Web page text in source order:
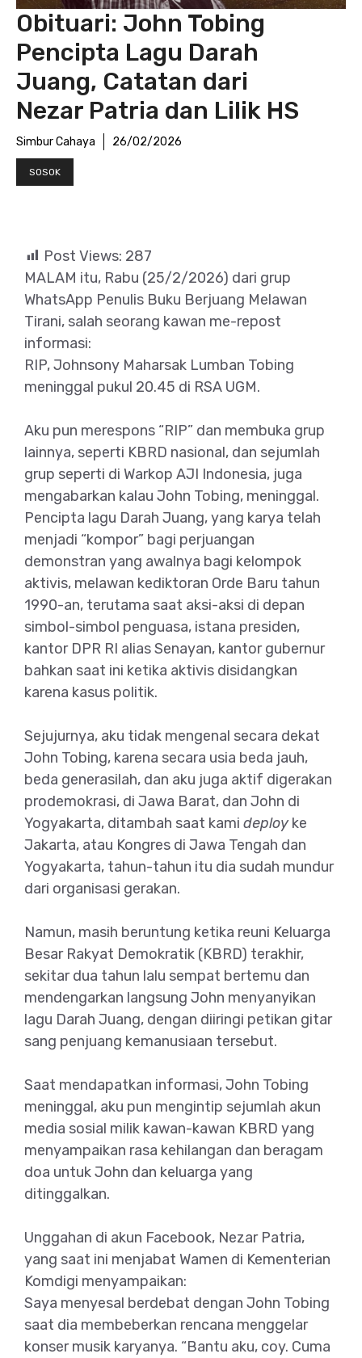
Obituari: John Tobing
Pencipta Lagu Darah
Juang, Catatan dari
Nezar Patria dan Lilik HS
Simbur Cahaya 26/02/2026
SOSOK
Post Views: 287
MALAM itu, Rabu (25/2/2026) dari grup
WhatsApp Penulis Buku Berjuang Melawan
Tirani, salah seorang kawan me-repost
informasi:
RIP, Johnsony Maharsak Lumban Tobing
meninggal pukul 20.45 di RSA UGM.
Aku pun merespons “RIP” dan membuka grup
lainnya, seperti KBRD nasional, dan sejumlah
grup seperti di Warkop AJI Indonesia, juga
mengabarkan kalau John Tobing, meninggal.
Pencipta lagu Darah Juang, yang karya telah
menjadi “kompor” bagi perjuangan
demonstran yang awalnya bagi kelompok
aktivis, melawan kediktoran Orde Baru tahun
1990-an, terutama saat aksi-aksi di depan
simbol-simbol penguasa, istana presiden,
kantor DPR RI alias Senayan, kantor gubernur
bahkan saat ini ketika aktivis disidangkan
karena kasus politik.
Sejujurnya, aku tidak mengenal secara dekat
John Tobing, karena secara usia beda jauh,
beda generasilah, dan aku juga aktif digerakan
prodemokrasi, di Jawa Barat, dan John di
Yogyakarta, ditambah saat kami deployke
Jakarta, atau Kongres di Jawa Tengah dan
Yogyakarta, tahun-tahun itu dia sudah mundur
dari organisasi gerakan.
Namun, masih beruntung ketika reuni Keluarga
Besar Rakyat Demokratik (KBRD) terakhir,
sekitar dua tahun lalu sempat bertemu dan
mendengarkan langsung John menyanyikan
lagu Darah Juang, dengan diiringi petikan gitar
sang penjuang kemanusiaan tersebut.
Saat mendapatkan informasi, John Tobing
meninggal, aku pun mengintip sejumlah akun
media sosial milik kawan-kawan KBRD yang
menyampaikan rasa kehilangan dan beragam
doa untuk John dan keluarga yang
ditinggalkan.
Unggahan di akun Facebook, Nezar Patria,
yang saat ini menjabat Wamen di Kementerian
Komdigi menyampaikan:
Saya menyesal berdebat dengan John Tobing
saat dia membeberkan rencana menggelar
konser musik karyanya. “Bantu aku, coy. Cuma